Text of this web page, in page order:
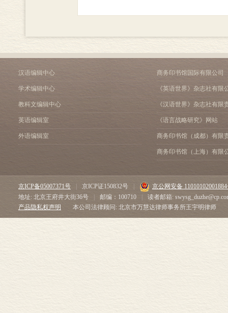
汉语编辑中心
学术编辑中心
教科文编辑中心
英语编辑室
外语编辑室
商务印书馆国际有限公司
《英语世界》杂志社有限
《汉语世界》杂志社有限
《语言战略研究》网站
商务印书馆（成都）有限
商务印书馆（上海）有限
京ICP备05007371号 京ICP证150832号
京公网安备
地址: 北京王府井大街36号
邮编：100710
读者邮箱:
产品隐私权声明
本公司法律顾问: 北京市万慧达律师事务所王宇明律师